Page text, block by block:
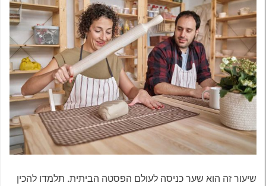
שיעור זה הוא שער כניסה לעולם הפסטה הביתית. תלמדו להכין